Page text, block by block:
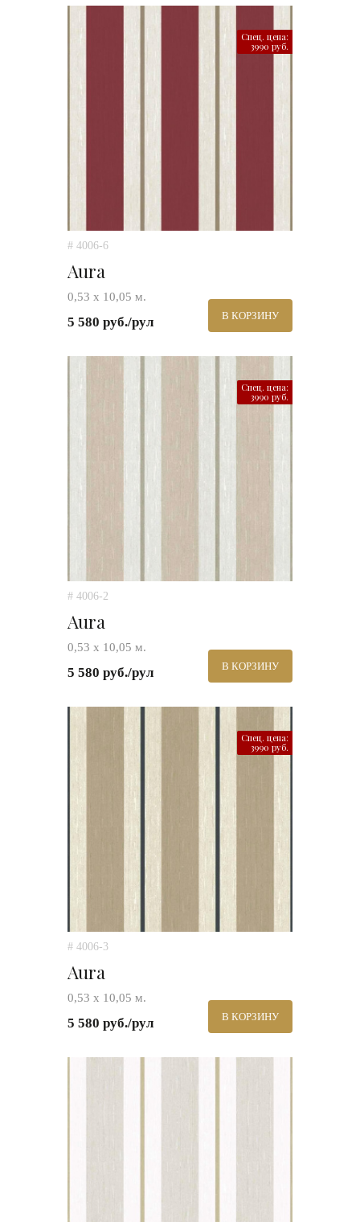
Спец. цена:
3990 руб.
# 4006-6
Aura
0,53 х 10,05 м.
5 580 руб./рул В КОРЗИНУ
Спец. цена:
3990 руб.
# 4006-2
Aura
0,53 х 10,05 м.
5 580 руб./рул В КОРЗИНУ
Спец. цена:
3990 руб.
# 4006-3
Aura
0,53 х 10,05 м.
5 580 руб./рул В КОРЗИНУ